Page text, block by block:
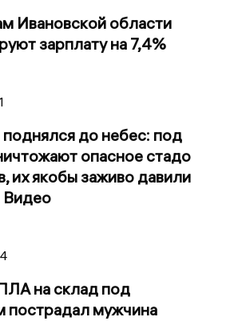
Ивановской области
зарплату на 7,4%
до небес: под
опасное стадо
их якобы заживо давили
Видео
на склад под
пострадал мужчина